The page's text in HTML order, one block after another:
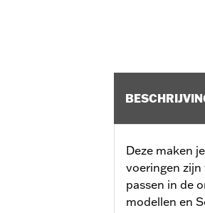
Deze maken
voeringen
passen in de
modellen en